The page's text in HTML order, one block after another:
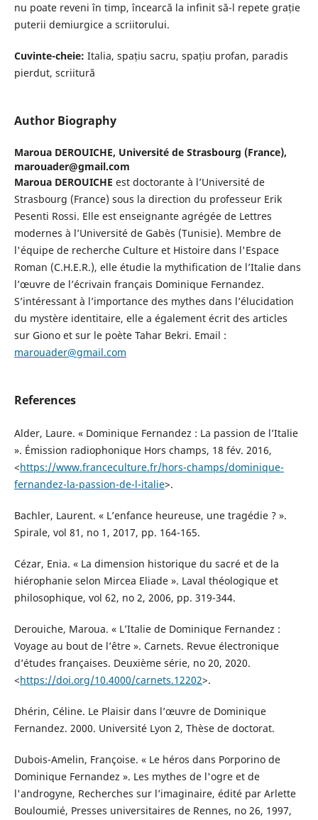
nu poate reveni în timp, încearcă la infinit să-l repete grație
puterii demiurgice a scriitorului.
Cuvinte-cheie: Italia, spațiu sacru, spațiu profan, paradis
pierdut, scriitură
Author Biography
Maroua DEROUICHE, Université de Strasbourg (France),
marouader@gmail.com
Maroua DEROUICHE est doctorante à l’Université de
Strasbourg (France) sous la direction du professeur Erik
Pesenti Rossi. Elle est enseignante agrégée de Lettres
modernes à l’Université de Gabès (Tunisie). Membre de
l'équipe de recherche Culture et Histoire dans l'Espace
Roman (C.H.E.R.), elle étudie la mythification de l’Italie dans
l’œuvre de l’écrivain français Dominique Fernandez.
S’intéressant à l’importance des mythes dans l’élucidation
du mystère identitaire, elle a également écrit des articles
sur Giono et sur le poète Tahar Bekri. Email :
marouader@gmail.com
References
Alder, Laure. « Dominique Fernandez : La passion de l’Italie
». Émission radiophonique Hors champs, 18 fév. 2016,
<https://www.franceculture.fr/hors-champs/dominique-
fernandez-la-passion-de-l-italie>.
Bachler, Laurent. « L’enfance heureuse, une tragédie ? ».
Spirale, vol 81, no 1, 2017, pp. 164-165.
Cézar, Enia. « La dimension historique du sacré et de la
hiérophanie selon Mircea Eliade ». Laval théologique et
philosophique, vol 62, no 2, 2006, pp. 319-344.
Derouiche, Maroua. « L’Italie de Dominique Fernandez :
Voyage au bout de l’être ». Carnets. Revue électronique
d’études françaises. Deuxième série, no 20, 2020.
<https://doi.org/10.4000/carnets.12202>.
Dhérin, Céline. Le Plaisir dans l’œuvre de Dominique
Fernandez. 2000. Université Lyon 2, Thèse de doctorat.
Dubois-Amelin, Françoise. « Le héros dans Porporino de
Dominique Fernandez ». Les mythes de l'ogre et de
l'androgyne, Recherches sur l’imaginaire, édité par Arlette
Bouloumié, Presses universitaires de Rennes, no 26, 1997,